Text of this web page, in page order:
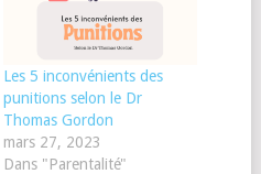
Les 5 inconvénients des
punitions selon le Dr
Thomas Gordon
mars 27, 2023
Dans "Parentalité"